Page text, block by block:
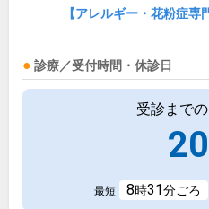
【アレルギー・花粉症専
診療／受付時間・休診日
受診まで
20
最短 8時31分ごろ